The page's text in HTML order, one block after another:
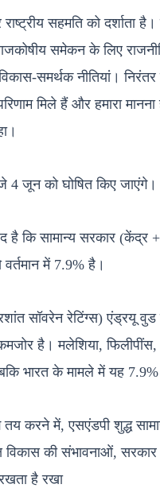
सहमति को दर्शाता
समेकन के लिए
समर्थक नीतियां।
मिले हैं और हमारा मानना
4 जून को घोषित किए जाएंगे।
है कि सामान्य सरकार
वर्तमान में 7.9% है।
सॉवरेन रेटिंग्स) एंड्रयू
है। मलेशिया,
भारत के मामले में यह
तय करने में, एसएंडपी शुद्ध
विकास की संभावनाओं,
है रखा